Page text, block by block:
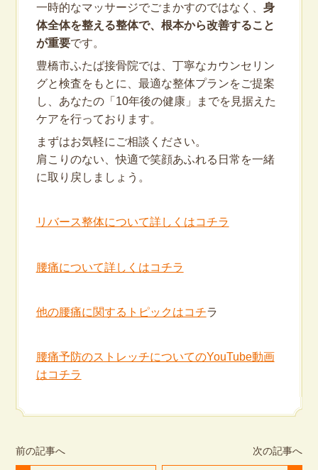
一時的なマッサージでごまかすのではなく、 身
体全体を整える整体で、根本から改善すること
が重要です。
豊橋市ふたば接骨院では、丁寧なカウンセリン
グと検査をもとに、最適な整体プランをご提案
し、あなたの「10年後の健康」までを見据えた
ケアを行っております。
まずはお気軽にご相談ください。
肩こりのない、快適で笑顔あふれる日常を一緒
に取り戻しましょう。
リバース整体について詳しくはコチラ
腰痛について詳しくはコチラ
他の腰痛に関するトピックはコチラ
腰痛予防のストレッチについてのYouTube動画
はコチラ